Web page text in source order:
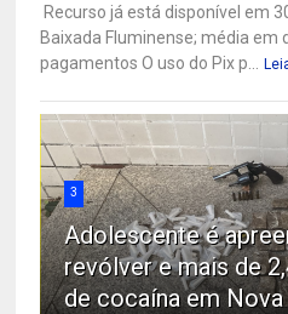
Recurso já está disponível em
Baixada Fluminense; média em
pagamentos O uso do Pix p...
3
Adolescente é
revólver e mais de
de cocaína em